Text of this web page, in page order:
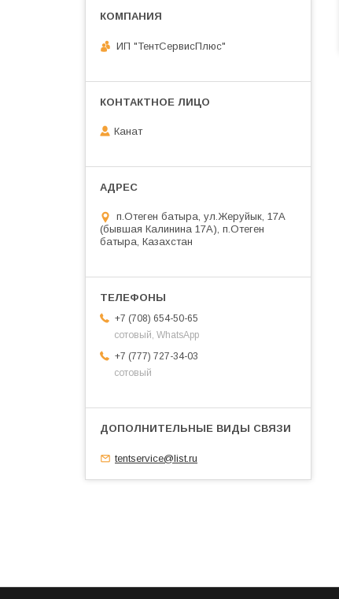
ИП "ТентСервисПлюс"
Канат
п.Отеген батыра, ул.Жеруйык, 17А
(бывшая Калинина 17А), п.Отеген
батыра, Казахстан
+7 (708) 654-50-65
сотовый, WhatsApp
+7 (777) 727-34-03
сотовый
tentservice@list.ru